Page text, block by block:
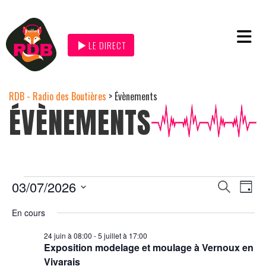
LE DIRECT
RDB - Radio des Boutières > Évènements
ÉVÈNEMENTS
vues
Recherche
de
Jour
03/07/2026
une
En cours
Exposition modelage et moulage à Vernoux en
Vivarais
24 juin à 08:00 -5 juillet à 17:00